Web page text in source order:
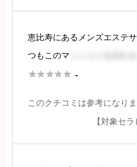
恵比寿にあるメンズエステ
つもこのマ
あふれるマンションと、セ
セラピストさんは、写真と
すが、愛らし
 -
このクチコミは参考になり
【対象セ